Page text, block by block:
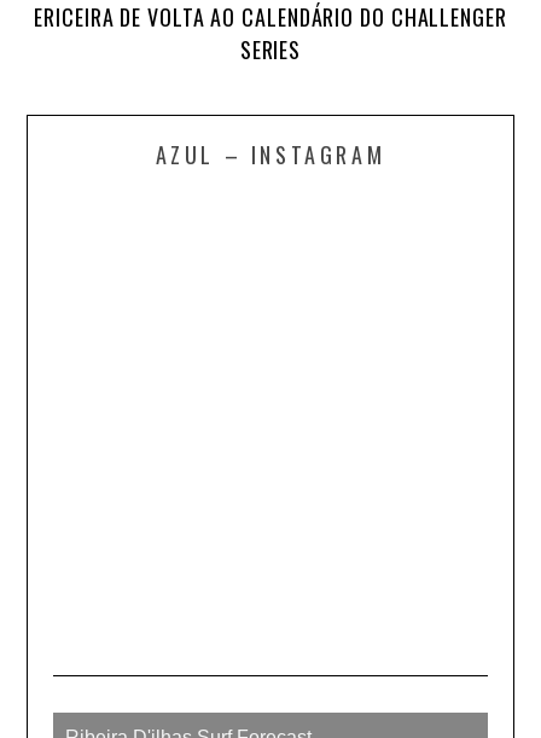
ERICEIRA DE VOLTA AO CALENDÁRIO DO CHALLENGER
SERIES
AZUL – INSTAGRAM